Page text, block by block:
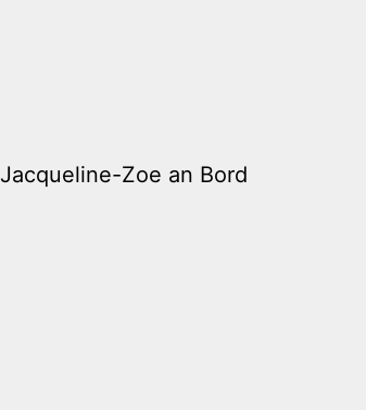
Jacqueline-Zoe an Bord